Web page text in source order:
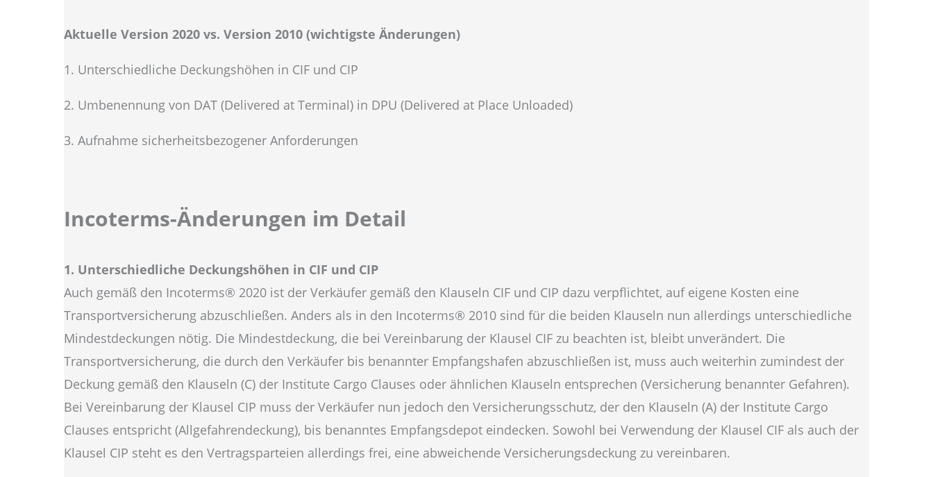
Aktuelle Version 2020 vs. Version 2010 (wichtigste Änderungen)
1. Unterschiedliche Deckungshöhen in CIF und CIP
2. Umbenennung von DAT (Delivered at Terminal) in DPU (Delivered at Place Unloaded)
3. Aufnahme sicherheitsbezogener Anforderungen
Incoterms-Änderungen im Detail
1. Unterschiedliche Deckungshöhen in CIF und CIP
Auch gemäß den Incoterms® 2020 ist der Verkäufer gemäß den Klauseln CIF und CIP dazu verpflichtet, auf eigene Kosten eine
Transportversicherung abzuschließen. Anders als in den Incoterms® 2010 sind für die beiden Klauseln nun allerdings unterschiedliche
Mindestdeckungen nötig. Die Mindestdeckung, die bei Vereinbarung der Klausel CIF zu beachten ist, bleibt unverändert. Die
Transportversicherung, die durch den Verkäufer bis benannter Empfangshafen abzuschließen ist, muss auch weiterhin zumindest der
Deckung gemäß den Klauseln (C) der Institute Cargo Clauses oder ähnlichen Klauseln entsprechen (Versicherung benannter Gefahren).
Bei Vereinbarung der Klausel CIP muss der Verkäufer nun jedoch den Versicherungsschutz, der den Klauseln (A) der Institute Cargo
Clauses entspricht (Allgefahrendeckung), bis benanntes Empfangsdepot eindecken. Sowohl bei Verwendung der Klausel CIF als auch der
Klausel CIP steht es den Vertragsparteien allerdings frei, eine abweichende Versicherungsdeckung zu vereinbaren.